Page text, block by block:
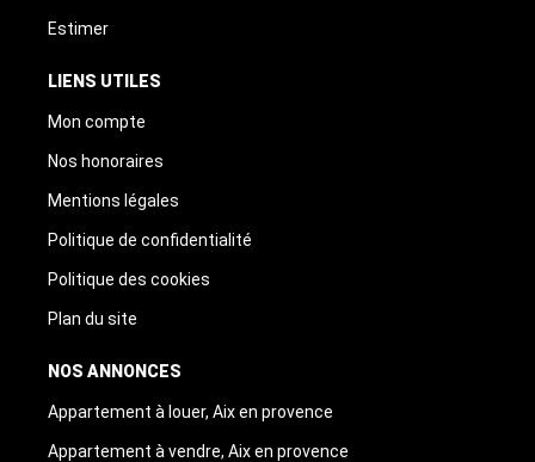
Estimer
LIENS UTILES
Mon compte
Nos honoraires
Mentions légales
Politique de confidentialité
Politique des cookies
Plan du site
NOS ANNONCES
Appartement à louer, Aix en provence
Appartement à vendre, Aix en provence